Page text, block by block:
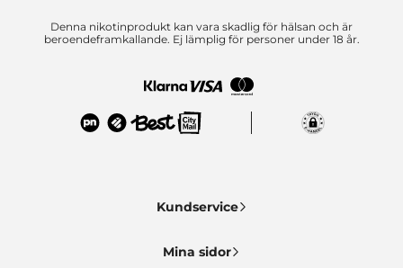
Denna nikotinprodukt kan vara skadlig för hälsan och är
beroendeframkallande. Ej lämplig för personer under 18 år.
Kundservice
Mina sidor